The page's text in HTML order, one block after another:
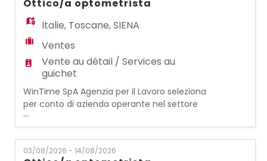
- Esperienza precedente come
ottico/ottica optometrista - Qualifica
abilitante alla professione di ottico
Ottico/a optometrista
Italie, Toscane,SIENA
Ventes
Vente au détail / Services au
guichet
WinTime SpA Agenzia per il Lavoro seleziona
per conto di azienda operante nel settore
dell'occhialeria, per il punto vendita di SIENA
(SI): OTTICO/OTTICA OPTOMETRISTA Si
occuperà di vendita assistita al cliente e
contattologia. REQUISITI: - Qualifica
...
03/08/2026 - 14/08/2026